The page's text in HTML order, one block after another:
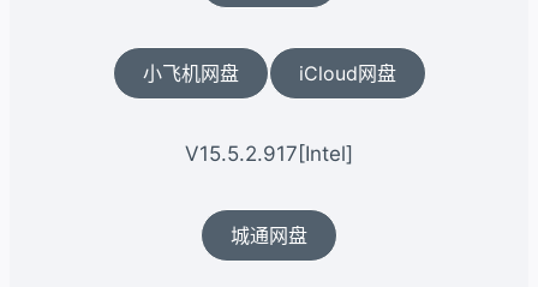
小飞机网盘 iCloud网盘
V15.5.2.917[Intel]
城通网盘